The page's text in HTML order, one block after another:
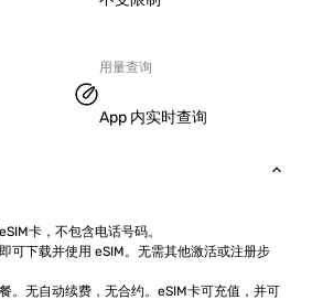
用量查询
App 内实时查询
卡，不包含电话号码。
可下载并使用 eSIM。无需其他激活或注册步
。无自动续费，无合约。eSIM卡可充值，并可